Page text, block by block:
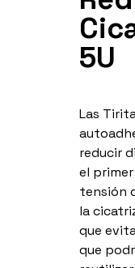
5U
Las
reducir
el
tensión
la
que
que